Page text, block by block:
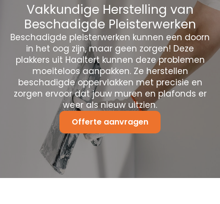
Vakkundige Herstelling van
Beschadigde Pleisterwerken
Beschadigde pleisterwerken kunnen een doorn
in het oog zijn, maar geen zorgen! Deze
plakkers uit Haaltert kunnen deze problemen
moeiteloos aanpakken. Ze herstellen
beschadigde oppervlakken met precisie en
zorgen ervoor dat jouw muren en plafonds er
weer als nieuw uitzien.
Offerte aanvragen